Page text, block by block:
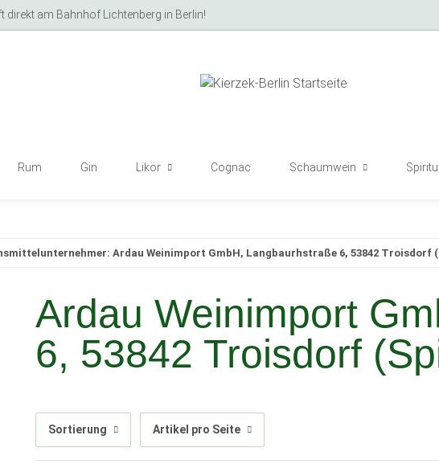
direkt am Bahnhof Lichtenberg in Berlin!
Rum Gin Likör Cognac Schaumwein
Ardau Weinimport GmbH, Langbaurhstraße 6, 53842 Troisdorf
Ardau Weinimport
6, 53842 Troisdorf
Sortierung Artikel pro Seite